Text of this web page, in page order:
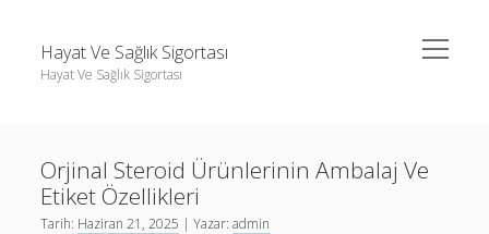
Hayat Ve Sağlık Sigortası
Hayat Ve Sağlık Sigortası
menüyü
aç
Orjinal Steroid Ürünlerinin Ambalaj Ve
Etiket Özellikleri
Tarih: Haziran 21, 2025 | Yazar:admin